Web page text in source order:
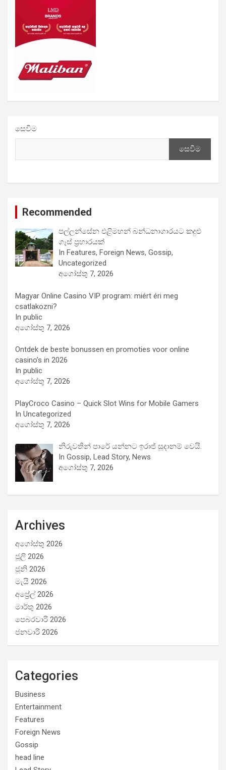
සෙවීම
සෙවීම
Recommended
පල්ලන්සේන එළිමහන් බන්ධනාගාරයට කදුළු
ගෑස් ප්‍රහාරයක්
In Features, Foreign News, Gossip,
Uncategorized
අගෝස්තු 7, 2026
Magyar Online Casino VIP program: miért éri meg
csatlakozni?
In public
අගෝස්තු 7, 2026
Ontdek de beste bonussen en promoties voor online
casino’s in 2026
In public
අගෝස්තු 7, 2026
PlayCroco Casino – Quick Slot Wins for Mobile Gamers
In Uncategorized
අගෝස්තු 7, 2026
නිරුවතින් පාරේ යන්නට ඉරාජ් සූදානම් වෙයි.
In Gossip, Lead Story, News
අගෝස්තු 7, 2026
Archives
අගෝස්තු 2026
ජූලි 2026
ජූනි 2026
මැයි 2026
අප්‍රේල් 2026
මාර්තු 2026
පෙබරවාරි 2026
ජනවාරි 2026
Categories
Business
Entertainment
Features
Foreign News
Gossip
head line